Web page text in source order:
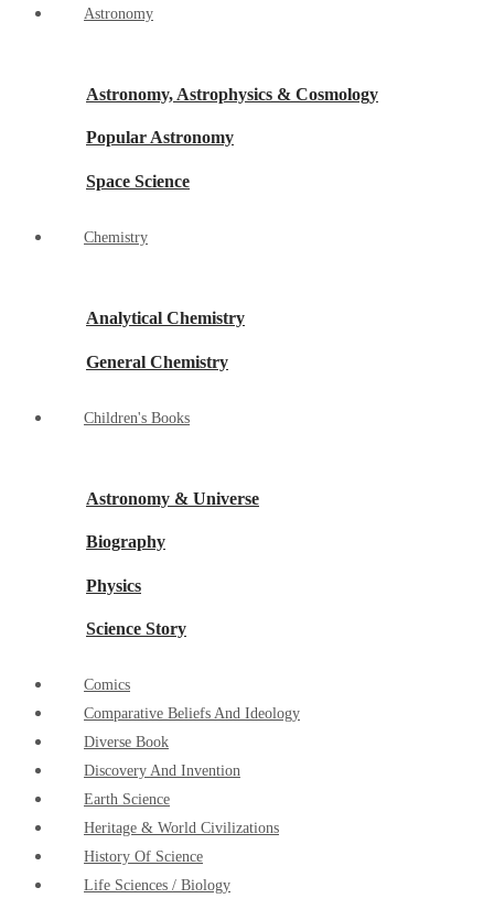
Astronomy
Astronomy, Astrophysics & Cosmology
Popular Astronomy
Space Science
Chemistry
Analytical Chemistry
General Chemistry
Children's Books
Astronomy & Universe
Biography
Physics
Science Story
Comics
Comparative Beliefs And Ideology
Diverse Book
Discovery And Invention
Earth Science
Heritage & World Civilizations
History Of Science
Life Sciences / Biology